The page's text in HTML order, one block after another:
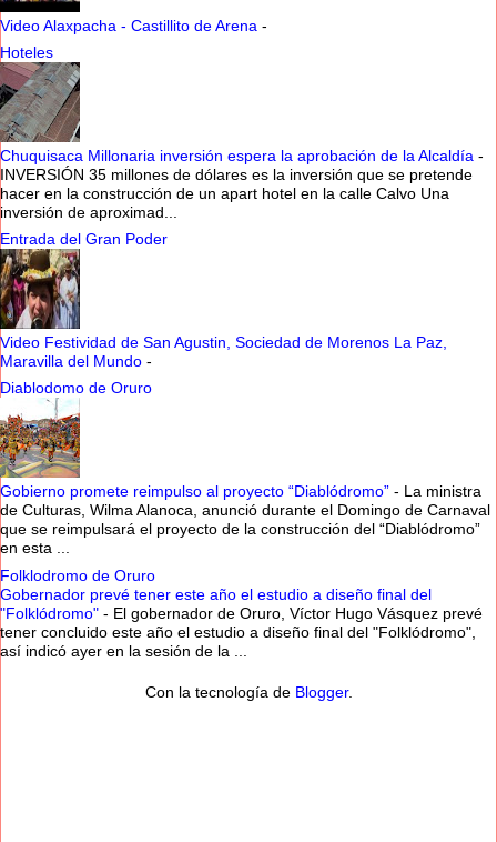
Video Alaxpacha - Castillito de Arena -
Hoteles
Chuquisaca Millonaria inversión espera la aprobación de la Alcaldía -
INVERSIÓN 35 millones de dólares es la inversión que se pretende
hacer en la construcción de un apart hotel en la calle Calvo Una
inversión de aproximad...
Entrada del Gran Poder
Video Festividad de San Agustin, Sociedad de Morenos La Paz,
Maravilla del Mundo -
Diablodomo de Oruro
Gobierno promete reimpulso al proyecto “Diablódromo” - La ministra
de Culturas, Wilma Alanoca, anunció durante el Domingo de Carnaval
que se reimpulsará el proyecto de la construcción del “Diablódromo”
en esta ...
Folklodromo de Oruro
Gobernador prevé tener este año el estudio a diseño final del
"Folklódromo" - El gobernador de Oruro, Víctor Hugo Vásquez prevé
tener concluido este año el estudio a diseño final del "Folklódromo",
así indicó ayer en la sesión de la ...
Con la tecnología de Blogger.